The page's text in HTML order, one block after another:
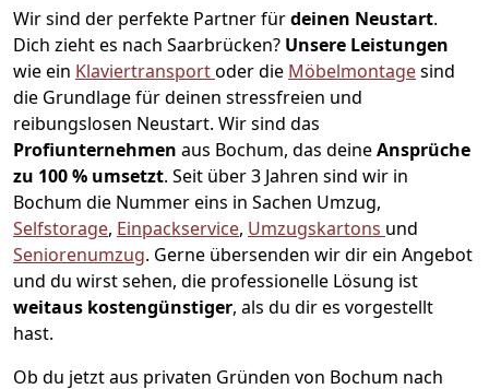
Wir sind der perfekte Partner fürdeinen Neustart.
Dich zieht es nach Saarbrücken? Unsere Leistungen
wie ein Klaviertransportoder die Möbelmontagesind
die Grundlage für deinen stressfreien und
reibungslosen Neustart. Wir sind das
Profiunternehmen aus Bochum, das deineAnsprüche
zu 100 % umsetzt. Seit über 3 Jahren sind wir in
Bochum die Nummer eins in Sachen Umzug,
Selfstorage, Einpackservice, Umzugskartons und
Seniorenumzug. Gerne übersenden wir dir ein Angebot
und du wirst sehen, die professionelle Lösung ist
weitaus kostengünstiger, als du dir es vorgestellt
hast.
Ob du jetzt aus privaten Gründen von Bochum nach